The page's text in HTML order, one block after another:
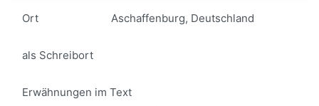
Ort Aschaffenburg, Deutschland
als Schreibort
Erwähnungen im Text